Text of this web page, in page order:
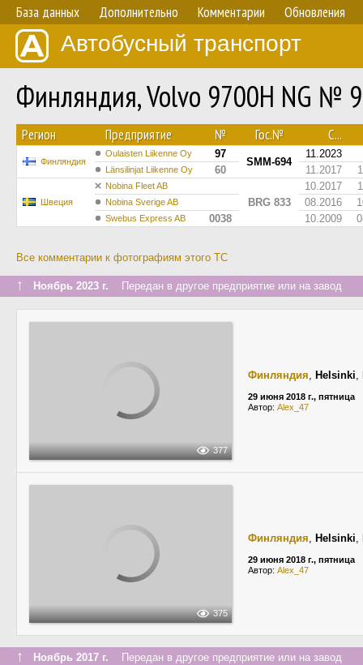
База данных Дополнительно Комментарии Обновления
Автобусный транспорт
Финляндия, Volvo 9700H NG №
Регион Предприятие № Гос.№ С...
Финляндия
Oulaisten Liikenne Oy 97
SMM-694
11.2023
Länsilinjat Liikenne Oy 60 11.2017
Швеция
Nobina Fleet AB
BRG 833
10.2017
Nobina Sverige AB 08.2016
Swebus Express AB 0038 10.2009
Все комментарии к фотографиям этого ТС
↑ Ноябрь 2023 г. Передан в другое предприятие или на завод
377
Финляндия, Helsinki,
29 июня 2018 г., пятница
Автор: Alex_47
375
Финляндия, Helsinki,
29 июня 2018 г., пятница
Автор: Alex_47
↑ Ноябрь 2017 г. Передан в другое предприятие или на завод